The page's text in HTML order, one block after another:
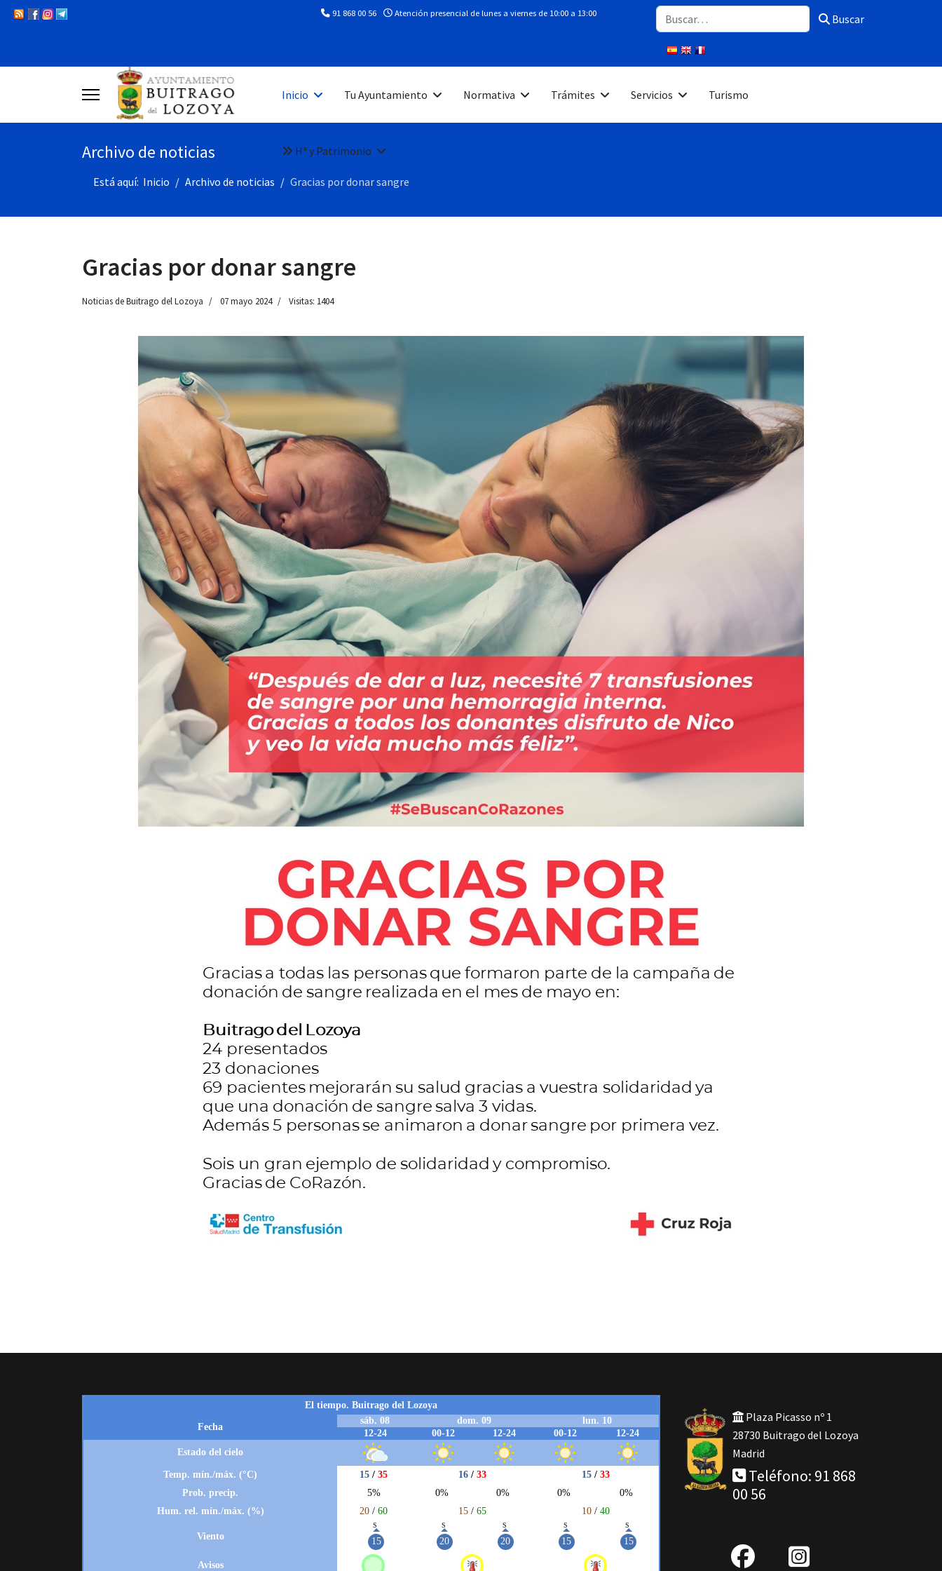
91 868 00 56 Atención presencial de lunes a viernes de 10:00 a 13:00 Buscar Buscar
Inicio Tu Ayuntamiento Normativa Trámites Servicios Turismo
Hª y Patrimonio
Archivo de noticias
Está aquí: Inicio Archivo de noticias Gracias por donar sangre
Gracias por donar sangre
Noticias de Buitrago del Lozoya 07 mayo 2024 Visitas: 1404
Plaza Picasso nº 1
28730 Buitrago del Lozoya
Madrid
Teléfono: 91 868
00 56
fab IG